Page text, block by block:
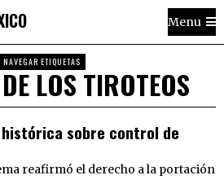
Menu
NAVEGAR ETIQUETAS
LOS TIROTEOS
sobre control de
reafirmó el derecho a la portación